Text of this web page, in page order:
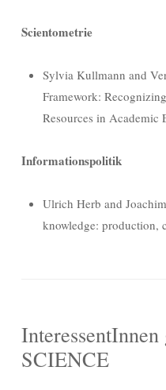
Scientometrie
Sylvia Kullmann and
Framework:
Resources in Academic
Informationspolitik
Ulrich Herb and
knowledge: production,
SCIENCE